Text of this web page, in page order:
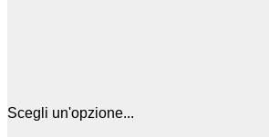
Scegli un'opzione...